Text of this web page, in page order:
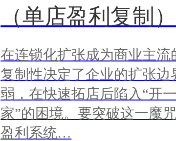
（单店盈利复制）
在连锁化扩张成为商业主
复制性决定了企业的扩张
弱，在快速拓店后陷入“开
家”的困境。要突破这一魔
盈利系统…